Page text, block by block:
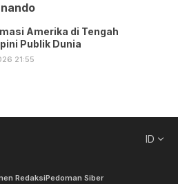
Amerika di Tengah
Publik Dunia
21:55
ID
RedaksiPedoman Siber